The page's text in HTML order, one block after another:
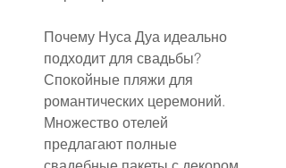
Почему Нуса Дуа идеально
подходит для свадьбы?
Спокойные пляжи для
романтических церемоний.
Множество отелей
предлагают полные